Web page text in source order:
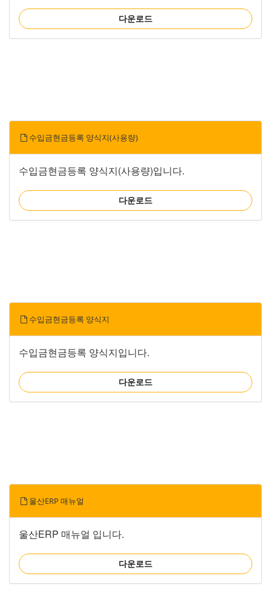
다운로드
수입금현금등록 양식지(사용량)
수입금현금등록 양식지(사용량)입니다.
다운로드
수입금현금등록 양식지
수입금현금등록 양식지입니다.
다운로드
울산ERP 매뉴얼
울산ERP 매뉴얼 입니다.
다운로드